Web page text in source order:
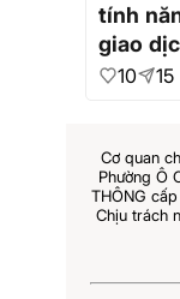
tính
giao
miễn phí
10 15
Cơ quan
Phường Ô
THÔNG
Chịu trách